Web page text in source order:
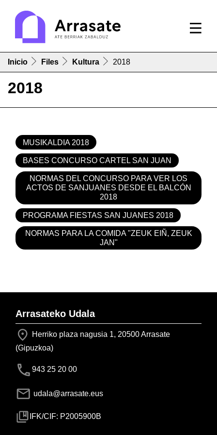
Inicio Files Kultura 2018
2018
MUSIKALDIA 2018
BASES CONCURSO CARTEL SAN JUAN
NORMAS DEL CONCURSO PARA VER LOS
ACTOS DE SANJUANES DESDE EL BALCÓN
2018
PROGRAMA FIESTAS SAN JUANES 2018
NORMAS PARA LA COMIDA "ZEUK EIÑ, ZEUK
JAN"
Arrasateko Udala
Herriko plaza nagusia 1, 20500 Arrasate
(Gipuzkoa)
943 25 20 00
udala@arrasate.eus
IFK/CIF: P2005900B